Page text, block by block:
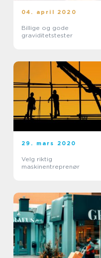
04. april 2020
Billige og gode
graviditetstester
29. mars 2020
Velg riktig
maskinentreprenør